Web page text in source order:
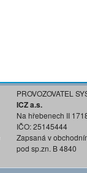
PROVOZOVATEL
ICZ a.s.
Na hřebenech II
IČO: 25145444
Zapsaná v
pod sp.zn. B 4840